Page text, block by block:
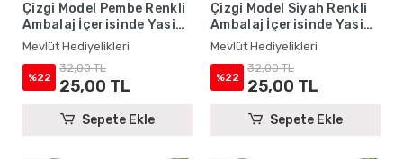
Çizgi Model Pembe Renkli
Ambalaj İçerisinde Yasin
Kitabı, Magnet ve Tesbih -
Mevlüt Hediyelikleri
Mevlüt Hediyelikleri
%22
32,00 TL
25,00 TL
Sepete Ekle
Çizgi Model Siyah Renkli
Ambalaj İçerisinde Yasin
Kitabı, Magnet ve Tesbih -
Mevlüt Hediyelikleri
Mevlüt Hediyelikleri
%22
32,00 TL
25,00 TL
Sepete Ekle